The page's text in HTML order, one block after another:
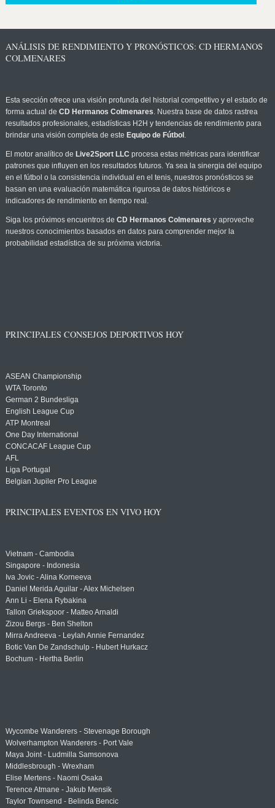
ANÁLISIS DE RENDIMIENTO Y PRONÓSTICOS: CD HERMANOS
COLMENARES
Esta sección ofrece una visión profunda del historial competitivo y el estado de
forma actual de CD Hermanos Colmenares. Nuestra base de datos rastrea
resultados profesionales, estadísticas H2H y tendencias de rendimiento para
brindar una visión completa de este Equipo de Fútbol .
El motor analítico de Live2Sport LLC procesa estas métricas para identificar
patrones que influyen en los resultados futuros. Ya sea la sinergia del equipo
en el fútbol o la consistencia individual en el tenis, nuestros pronósticos se
basan en una evaluación matemática rigurosa de datos históricos e
indicadores de rendimiento en tiempo real.
Siga los próximos encuentros de CD Hermanos Colmenares y aproveche
nuestros conocimientos basados en datos para comprender mejor la
probabilidad estadística de su próxima victoria.
PRINCIPALES CONSEJOS DEPORTIVOS HOY
ASEAN Championship
WTA Toronto
German 2 Bundesliga
English League Cup
ATP Montreal
One Day International
CONCACAF League Cup
AFL
Liga Portugal
Belgian Jupiler Pro League
PRINCIPALES EVENTOS EN VIVO HOY
Vietnam - Cambodia
Singapore - Indonesia
Iva Jovic - Alina Korneeva
Daniel Merida Aguilar - Alex Michelsen
Ann Li - Elena Rybakina
Tallon Griekspoor - Matteo Arnaldi
Zizou Bergs - Ben Shelton
Mirra Andreeva - Leylah Annie Fernandez
Botic Van De Zandschulp - Hubert Hurkacz
Bochum - Hertha Berlin
Wycombe Wanderers - Stevenage Borough
Wolverhampton Wanderers - Port Vale
Maya Joint - Ludmilla Samsonova
Middlesbrough - Wrexham
Elise Mertens - Naomi Osaka
Terence Atmane - Jakub Mensik
Taylor Townsend - Belinda Bencic